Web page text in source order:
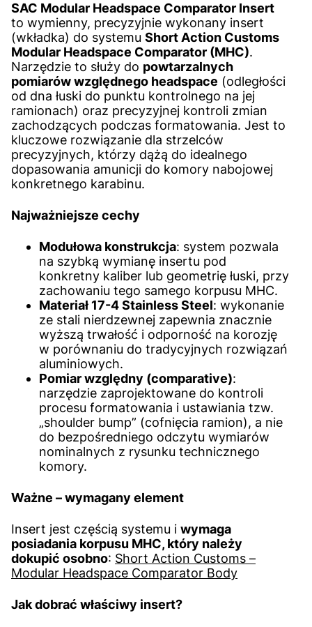
SAC Modular Headspace Comparator Insert
to wymienny, precyzyjnie wykonany insert
(wkładka) do systemu Short Action Customs
Modular Headspace Comparator (MHC).
Narzędzie to służy do powtarzalnych
pomiarów względnego headspace (odległości
od dna łuski do punktu kontrolnego na jej
ramionach) oraz precyzyjnej kontroli zmian
zachodzących podczas formatowania. Jest to
kluczowe rozwiązanie dla strzelców
precyzyjnych, którzy dążą do idealnego
dopasowania amunicji do komory nabojowej
konkretnego karabinu.
Najważniejsze cechy
Modułowa konstrukcja: system pozwala
na szybką wymianę insertu pod
konkretny kaliber lub geometrię łuski, przy
zachowaniu tego samego korpusu MHC.
Materiał 17-4 Stainless Steel: wykonanie
ze stali nierdzewnej zapewnia znacznie
wyższą trwałość i odporność na korozję
w porównaniu do tradycyjnych rozwiązań
aluminiowych.
Pomiar względny (comparative):
narzędzie zaprojektowane do kontroli
procesu formatowania i ustawiania tzw.
„shoulder bump” (cofnięcia ramion), a nie
do bezpośredniego odczytu wymiarów
nominalnych z rysunku technicznego
komory.
Ważne – wymagany element
Insert jest częścią systemu i wymaga
posiadania korpusu MHC, który należy
dokupić osobno: Short Action Customs –
Modular Headspace Comparator Body
Jak dobrać właściwy insert?